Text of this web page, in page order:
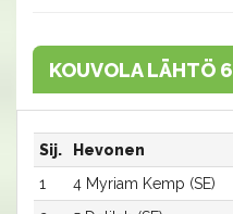
KOUVOLA LÄHTÖ 6
Sij. Hevonen
1
4 Myriam Kemp (SE)